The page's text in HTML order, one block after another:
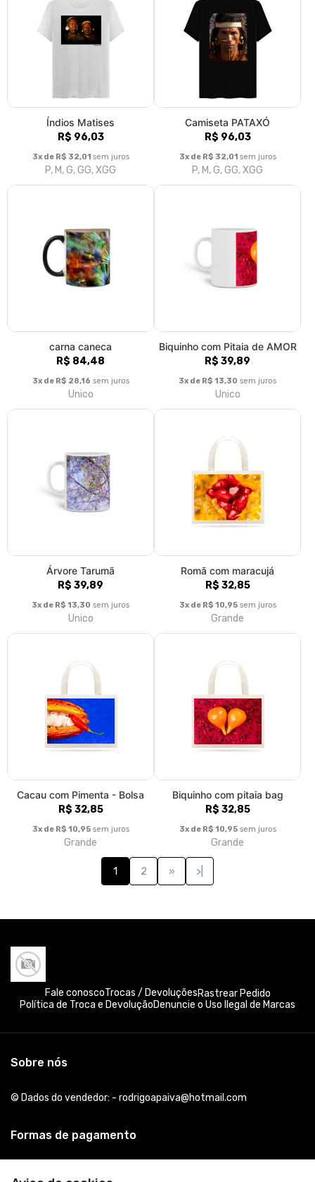
Índios Matises
R$ 96,03
3x de R$ 32,01 sem juros
P, M, G, GG, XGG
Camiseta PATAXÓ
R$ 96,03
3x de R$ 32,01 sem juros
P, M, G, GG, XGG
carna caneca
R$ 84,48
3x de R$ 28,16 sem juros
Unico
Biquinho com Pitaia de AMOR
R$ 39,89
3x de R$ 13,30 sem juros
Unico
Árvore Tarumã
R$ 39,89
3x de R$ 13,30 sem juros
Unico
Romã com maracujá
R$ 32,85
3x de R$ 10,95sem juros
Grande
Cacau com Pimenta - Bolsa
R$ 32,85
3x de R$ 10,95sem juros
Grande
Biquinho com pitaia bag
R$ 32,85
3x de R$ 10,95sem juros
Grande
1 2 » >|
Fale conoscoTrocas / DevoluçõesRastrear Pedido
Política de Troca e DevoluçãoDenuncie o Uso Ilegal de Marcas
Sobre nós
© Dados do vendedor: - rodrigoapaiva@hotmail.com
Formas de pagamento